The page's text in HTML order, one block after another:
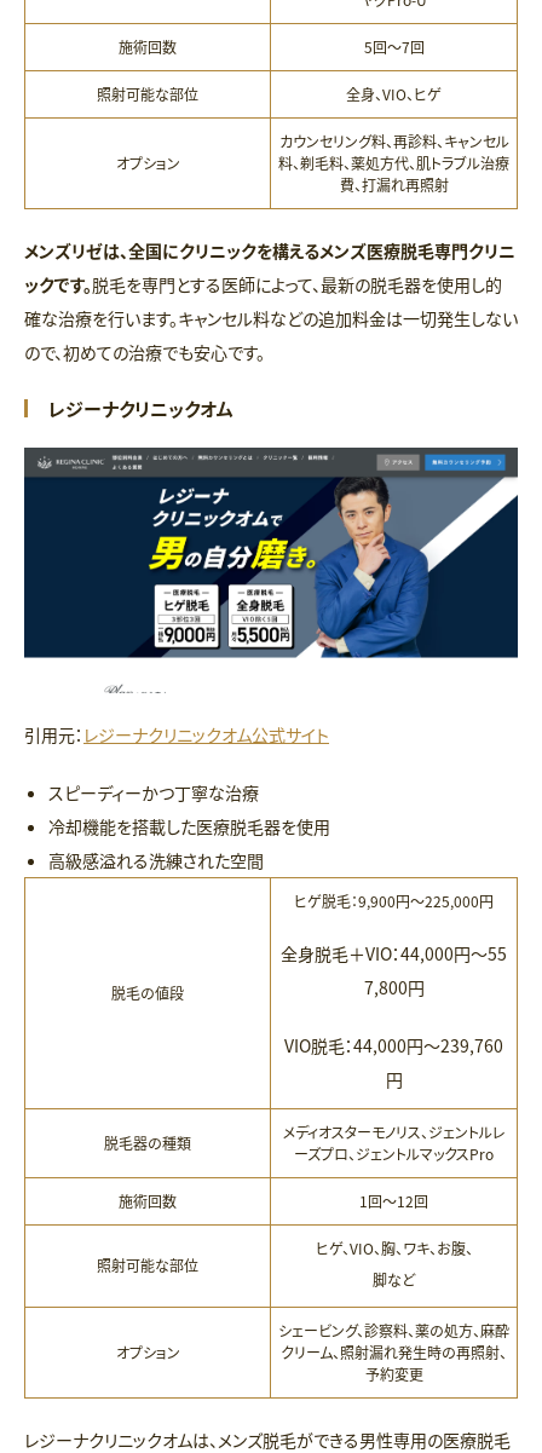
施術回数 5回〜7回
照射可能な部位 全身、VIO、ヒゲ
オプション
カウンセリング料、再診料、キャンセル
料、剃毛料、薬処方代、肌トラブル治療
費、打漏れ再照射
メンズリゼは、全国にクリニックを構えるメンズ医療脱毛専門クリニ
ックです。脱毛を専門とする医師によって、最新の脱毛器を使用し的
確な治療を行います。キャンセル料などの追加料金は一切発生しない
ので、初めての治療でも安心です。
レジーナクリニックオム
引用元： レジーナクリニックオム公式サイト
スピーディーかつ丁寧な治療
冷却機能を搭載した医療脱毛器を使用
高級感溢れる洗練された空間
脱毛の値段
ヒゲ脱毛：9,900円〜225,000円
全身脱毛＋VIO：44,000円〜55
7,800円
VIO脱毛：44,000円〜239,760
円
脱毛器の種類
メディオスターモノリス、ジェントルレ
ーズプロ、ジェントルマックスPro
施術回数 1回〜12回
照射可能な部位
ヒゲ、VIO、胸、ワキ、お腹、
脚など
オプション
シェービング、診察料、薬の処方、麻酔
クリーム、照射漏れ発生時の再照射、
予約変更
レジーナクリニックオムは、メンズ脱毛ができる男性専用の医療脱毛